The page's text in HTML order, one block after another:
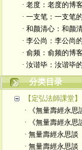
· 老度：老度的博
· 一支笔：一支笔
· 和颜清心：和颜
· 李公尚：李公尚
· 俞频：俞频的博
· 汝谐毕：汝谐毕
分类目录
【定弘法師課堂】
· 《無量壽經永思
· 《無量壽經永思
· 無量壽經永思
· 無量壽經永思